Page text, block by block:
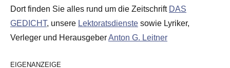
Dort finden Sie alles rund um die Zeitschrift DAS
GEDICHT, unsere Lektoratsdienste sowie Lyriker,
Verleger und HerausgeberAnton G. Leitner
EIGENANZEIGE